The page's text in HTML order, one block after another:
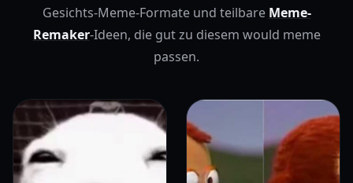
Gesichts-Meme-Formate und teilbare Meme-
Remaker-Ideen, die gut zu diesem would meme
passen.